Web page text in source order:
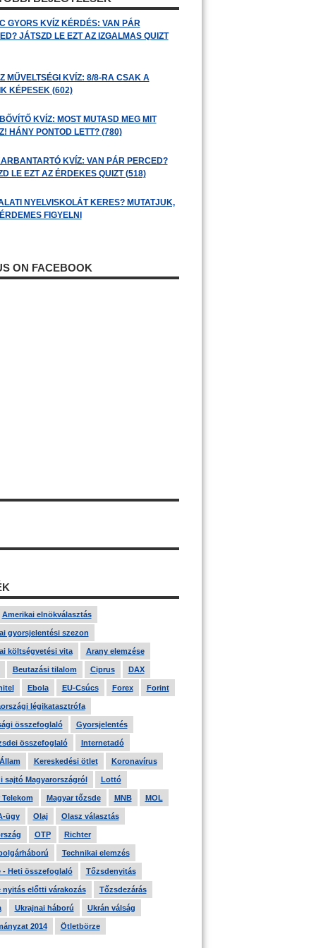
GYORS KVÍZ KÉRDÉS: VAN PÁR
JÁTSZD LE EZT AZ IZGALMAS QUIZT
MŰVELTSÉGI KVÍZ: 8/8-RA CSAK A
KÉPESEK (602)
KVÍZ: MOST MUTASD MEG MIT
HÁNY PONTOD LETT? (780)
KVÍZ: VAN PÁR PERCED?
LE EZT AZ ÉRDEKES QUIZT (518)
NYELVISKOLÁT KERES? MUTATJUK,
FIGYELNI
ON FACEBOOK
Amerikai elnökválasztás
gyorsjelentési szezon
költségvetési vita Arany elemzése
Beutazási tilalom Ciprus DAX
Ebola EU-Csúcs Forex Forint
légikatasztrófa
összefoglaló Gyorsjelentés
összefoglaló Internetadó
Kereskedési ötlet Koronavírus
sajtó Magyarországról Lottó
Telekom Magyar tőzsde MNB MOL
ügy Olaj Olasz választás
OTP Richter
Technikai elemzés
- Heti összefoglaló Tőzsdenyitás
nyitás előtti várakozás Tőzsdezárás
Ukrajnai háború Ukrán válság
2014 Ötletbörze